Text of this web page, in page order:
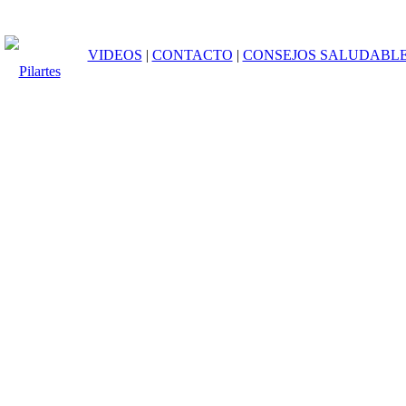
VIDEOS | CONTACTO | CONSEJOS
Fisioterapia. TRX. Libro de